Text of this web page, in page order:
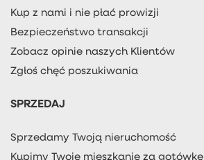
Kup z nami i nie płać prowizji
Bezpieczeństwo transakcji
Zobacz opinie naszych Klientów
Zgłoś chęć poszukiwania
SPRZEDAJ
Sprzedamy Twoją nieruchomość
Kupimy Twoje mieszkanie za gotówkę